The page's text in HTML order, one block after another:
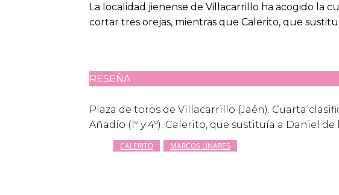
La localidad jienense de Villacarrillo ha acogido la
cortar tres orejas, mientras que Calerito, que
RESEÑA
Plaza de toros de Villacarrillo (Jaén). Cuarta
Añadío (1º y 4º). Calerito, que sustituía a Daniel
CALERITO MARCOS LINARES